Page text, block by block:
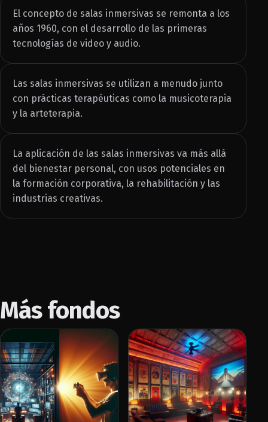
El concepto de salas inmersivas se remonta a los
años 1960, con el desarrollo de las primeras
tecnologías de video y audio.
Las salas inmersivas se utilizan a menudo junto
con prácticas terapéuticas como la musicoterapia
y la arteterapia.
La aplicación de las salas inmersivas va más allá
del bienestar personal, con usos potenciales en
la formación corporativa, la rehabilitación y las
industrias creativas.
Más fondos